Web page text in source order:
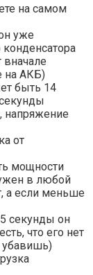
на самом
уже
конденсатора
на АКБ)
быть 14
напряжение
от
мощности
в любой
а если меньше
секунды он
что его нет
убавишь)